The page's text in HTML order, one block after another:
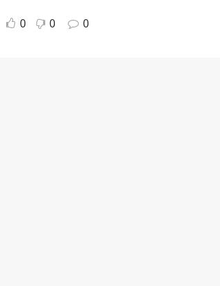
0 0 0